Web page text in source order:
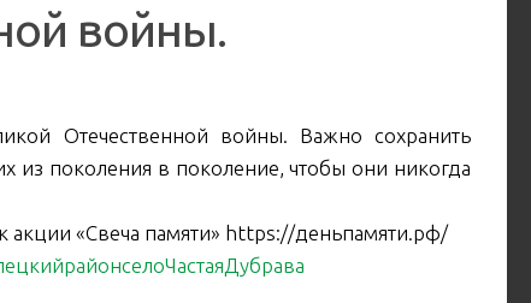
войны.
Отечественной войны. Важно сохранить
из поколения в поколение, чтобы они никогда
акции «Свеча памяти» https://деньпамяти.рф/